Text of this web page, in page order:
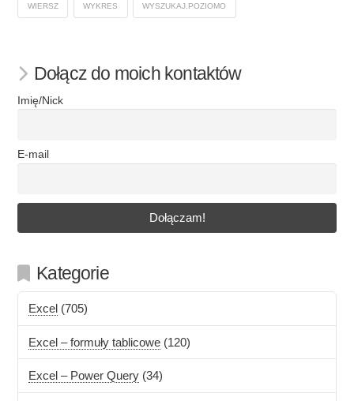
WIERSZ WYKRES WYSZUKAJ.POZIOMO
Dołącz do moich kontaktów
Imię/Nick
E-mail
Kategorie
Excel (705)
Excel – formuły tablicowe (120)
Excel – Power Query (34)